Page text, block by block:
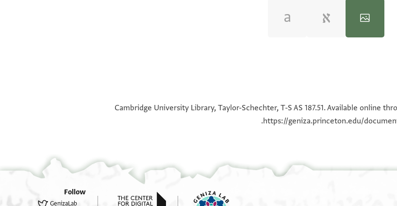
100%
100%
Cambridge University Library, Taylor-Schechter, T-S AS 187.51. Available online
https://geniza.princeton.edu/
Follow
GenizaLab